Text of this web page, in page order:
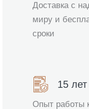
Доставка с
миру и
сроки
15
Опыт работы